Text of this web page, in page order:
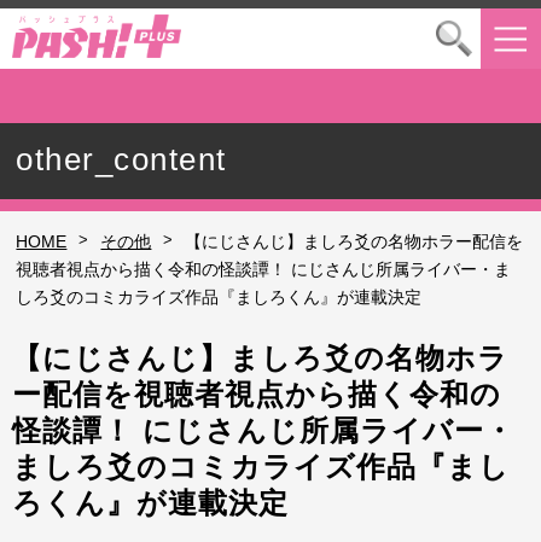
other_content
HOME > その他 >
【にじさんじ】ましろ爻の名物ホラー配信を
視聴者視点から描く令和の怪談譚！ にじさんじ所属ライバー・ま
しろ爻のコミカライズ作品『ましろくん』が連載決定
【にじさんじ】ましろ爻の名物ホラ
ー配信を視聴者視点から描く令和の
怪談譚！ にじさんじ所属ライバー・
ましろ爻のコミカライズ作品『まし
ろくん』が連載決定